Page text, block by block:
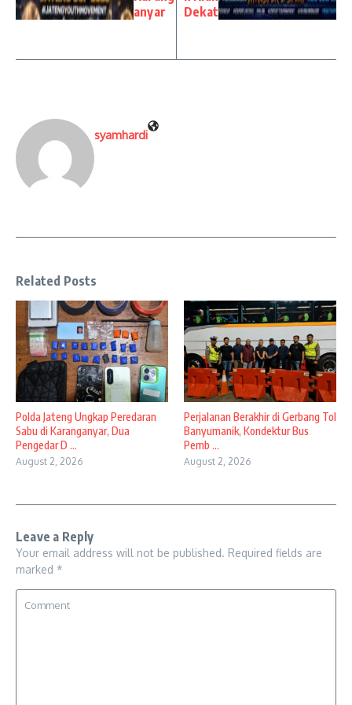
anyar
Dekat
syamhardi
Related Posts
Polda Jateng Ungkap Peredaran
Sabu di Karanganyar, Dua
Pengedar D ...
August 2, 2026
Perjalanan Berakhir di Gerbang Tol
Banyumanik, Kondektur Bus
Pemb ...
August 2, 2026
Leave a Reply
Your email address will not be published. Required fields are
marked *